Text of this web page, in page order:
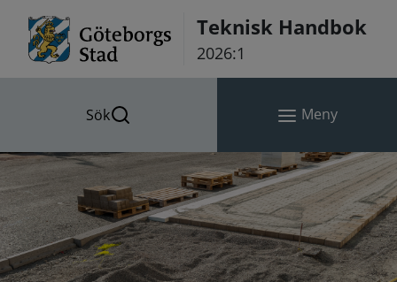
Teknisk Handbok
2026:1
Sök Meny